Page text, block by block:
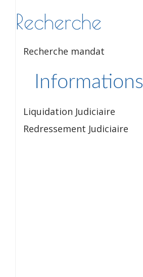
Recherche
Recherche mandat
Informations
Liquidation Judiciaire
Redressement Judiciaire